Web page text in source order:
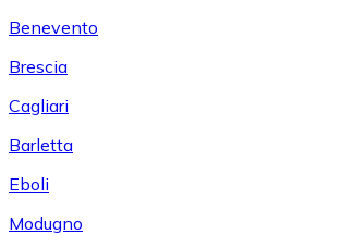
Benevento
Brescia
Cagliari
Barletta
Eboli
Modugno